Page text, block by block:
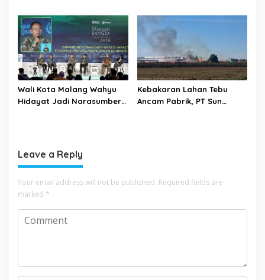
Raya
Wali Kota Malang Wahyu
Hidayat Jadi Narasumber
Kebakaran Lahan Tebu
Ancam Pabrik, PT Sun
Leave a Reply
Your email address will not be published. Required fields are
marked *